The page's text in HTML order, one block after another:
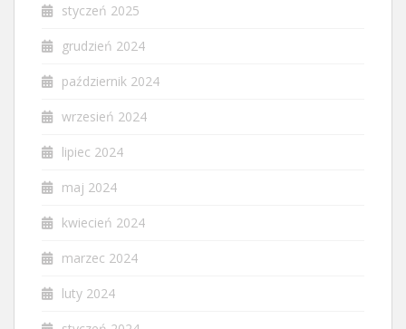
styczeń 2025
grudzień 2024
październik 2024
wrzesień 2024
lipiec 2024
maj 2024
kwiecień 2024
marzec 2024
luty 2024